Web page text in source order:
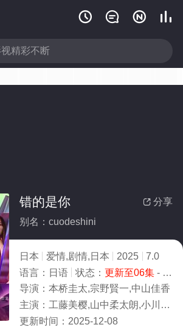
   
 分享
错的是你
别名：cuodeshini
日本 爱情,剧情,日本 2025
7.0
语言： 日语 状态： 更新至06集- 免费在线观看
导演： 本桥圭太,宗野賢一,中山佳香
主演： 工藤美樱,山中柔太朗,小川史记,加藤史帆,高田里穗
更新时间： 2025-12-08